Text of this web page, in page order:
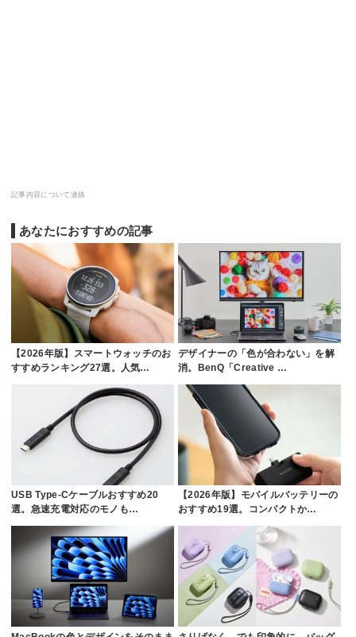
記事内容について連絡
あなたにおすすめの記事
【2026年版】スマートウォッチのお
すすめランキング27選。人気…
デザイナーの「色が合わない」を解
消。BenQ「Creative …
USB Type-Cケーブルおすすめ20
選。急速充電対応のモノも…
【2026年版】モバイルバッテリーの
おすすめ19選。コンパクトか…